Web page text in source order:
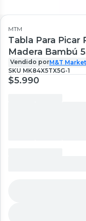
MTM
Tabla Para Picar
Madera Bambú
Vendido porM&T Market
SKU MK84X5TX5G-1
$5.990